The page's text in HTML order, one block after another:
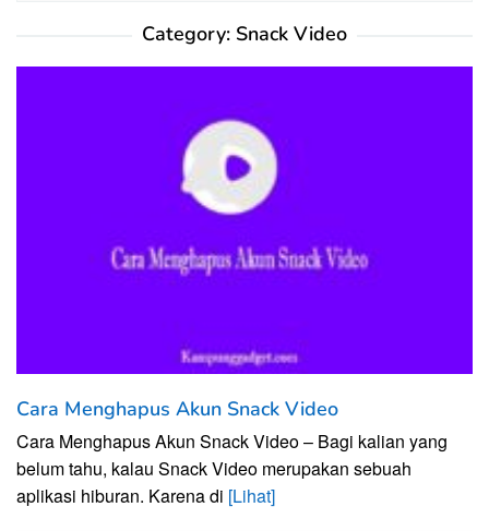
Category: Snack Video
Cara Menghapus Akun Snack Video
Cara Menghapus Akun Snack Video – Bagi kalian yang
belum tahu, kalau Snack Video merupakan sebuah
aplikasi hiburan. Karena di [Lihat]